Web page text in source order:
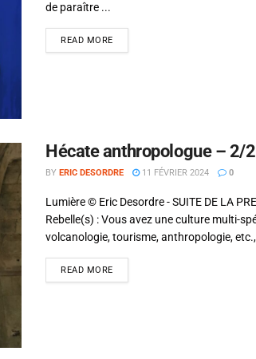
de paraître ...
READ MORE
Hécate anthropologue – 2/2
BY ERIC DESORDRE 11 FÉVRIER 2024 0
Lumière © Eric Desordre - SUITE DE LA
Rebelle(s) : Vous avez une culture multi-
volcanologie, tourisme, anthropologie,
READ MORE